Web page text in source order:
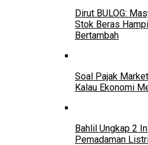
Dirut BULOG:
Stok Beras
Bertambah
Soal Pajak
Kalau Ekonomi
Bahlil Ungkap 2
Pemadaman